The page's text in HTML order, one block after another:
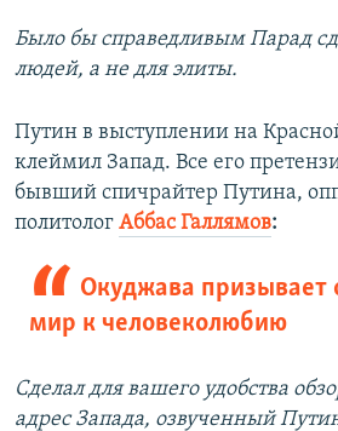
Было бы справедливым Парад
людей, а не для элиты.
Путин в выступлении на
клеймил Запад. Все его
бывший спичрайтер Путина,
политолог Аббас Галлямов:
Окуджава призывает
мир к человеколюбию
Сделал для вашего удобства
адрес Запада, озвученный